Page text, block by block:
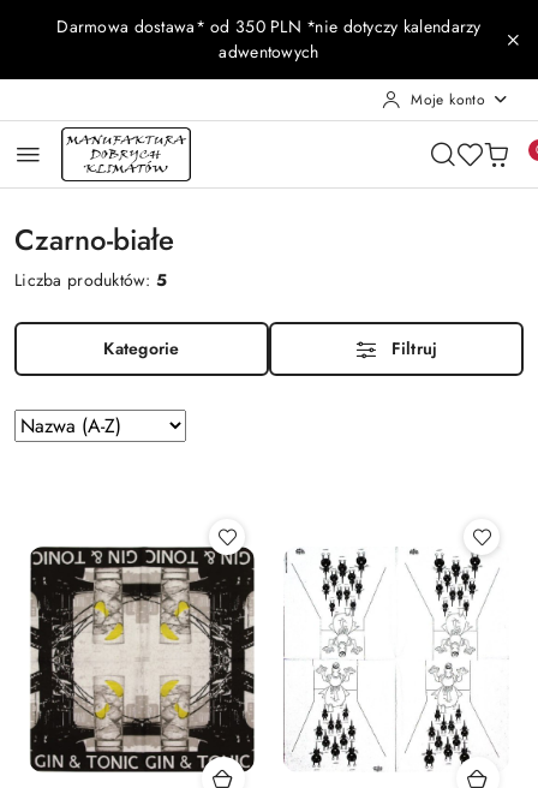
Przejdź do treści głównej
Przejdź do wyszukiwarki
Przejdź do moje konto
Przejdź do menu głównego
Przejdź do stopki
Darmowa dostawa* od 350 PLN *nie dotyczy kalendarzy
adwentowych
Moje konto
Czarno-białe
Liczba produktów:5
Kategorie Filtruj
Zastosowano
sortowanie:
Sortuj
według